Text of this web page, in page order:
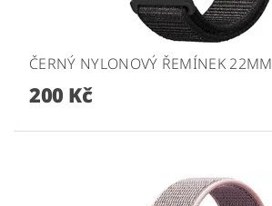
ČERNÝ NYLONOVÝ ŘEMÍNEK 22MM
200 Kč